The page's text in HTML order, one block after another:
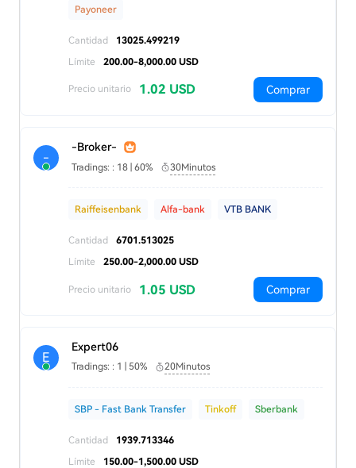
Payoneer
Cantidad
13025.499219
Límite
200.00-8,000.00 USD
Precio unitario 1.02 USD Comprar
-
-Broker-
Tradings: : 18 | 60% 30Minutos
Raiffeisenbank Alfa-bank VTB BANK
Cantidad
6701.513025
Límite
250.00-2,000.00 USD
Precio unitario 1.05 USD Comprar
E
Expert06
Tradings: : 1 | 50% 20Minutos
SBP - Fast Bank Transfer Tinkoff Sberbank
Cantidad
1939.713346
Límite
150.00-1,500.00 USD